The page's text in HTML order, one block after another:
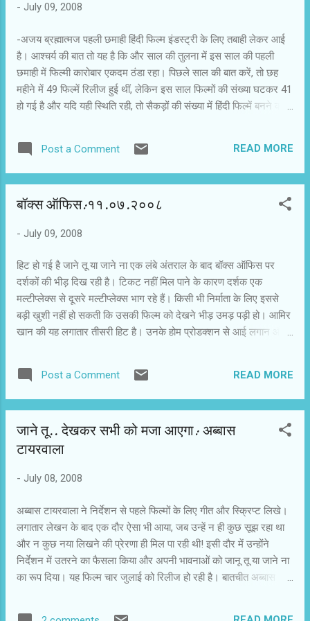
शाहिद कपूर भी थे, लेकिन फिल्म पूरी तरह से करीना की ही फिल्म थी। सच तो
- July 09, 2008
-अजय ब्रह्मात्मज पहली छमाही हिंदी फिल्म इंडस्ट्री के लिए तबाही लेकर आई
है। आश्चर्य की बात तो यह है कि और साल की तुलना में इस साल की पहली
छमाही में फिल्मी कारोबार एकदम ठंडा रहा। पिछले साल की बात करें, तो छह
महीने में 49 फिल्में रिलीज हुई थीं, लेकिन इस साल फिल्मों की संख्या घटकर 41
हो गई है और यदि यही स्थिति रही, तो सैकड़ों की संख्या में हिंदी फिल्में बनने का
टिकने का नाम ही नहीं ले रही हैं। वजह मात्र यही है कि दर्शकों को ये फिल्में भा
नहीं रही हैं। रेस और जन्नत ने बचाई इज्जत हालांकि पहली छमाही में ही नौ नए
भूतनाथ लीक से हटकर बनी फिल्में थीं। उनकी प्रशंसा जरूर हुई, लेकिन
बात करें, तो अब्बास-मस्तान की रेस और नए डायरेक्टर कुणाल देशमुख की
Post a Comment READ MORE
बॉक्स ऑफिस:११.०७.२००८
- July 09, 2008
हिट हो गई है जाने तू या जाने ना एक लंबे अंतराल के बाद बॉक्स ऑफिस पर
दर्शकों की भीड़ दिख रही है। टिकट नहीं मिल पाने के कारण दर्शक एक
मल्टीप्लेक्स से दूसरे मल्टीप्लेक्स भाग रहे हैं। किसी भी निर्माता के लिए इससे
बड़ी खुशी नहीं हो सकती कि उसकी फिल्म को देखने भीड़ उमड़ पड़ी हो। आमिर
खान की यह लगातार तीसरी हिट है। उनके होम प्रोडक्शन से आई लगान और
करने लगा है कि आमिर खान दर्शकों की रुचि समझते हैं। जाने तू या जाने ना के
दर्शकों में लगातार इजाफा हो रहा है। मुख्य रूप से किशोर और युवा दर्शकों के
बीच यह फिल्म पसंद की जा रही है। फिल्म में दोस्ती और प्यार का सरल एवं
कि कॉलेज के नए सत्र आरंभ होते ही नए दोस्तों का झुंड सिनेमाघरों की ओर
रूख कर रहा है। जाने तू या जाने ना के साथ रिलीज हुई लव स्टोरी 2050 को
और न 2050 का चित्रण। हालांकि फिल्म के निर्देशक हैरी बवेजा बयान दे रहे हैं
Post a Comment READ MORE
जाने तू.. देखकर सभी को मजा आएगा: अब्बास
टायरवाला
- July 08, 2008
अब्बास टायरवाला ने निर्देशन से पहले फिल्मों के लिए गीत और स्क्रिप्ट लिखे।
लगातार लेखन के बाद एक दौर ऐसा भी आया, जब उन्हें न ही कुछ सूझ रहा था
और न कुछ नया लिखने की प्रेरणा ही मिल पा रही थी! इसी दौर में उन्होंने
निर्देशन में उतरने का फैसला किया और अपनी भावनाओं को जानू तू या जाने ना
का रूप दिया। यह फिल्म चार जुलाई को रिलीज हो रही है। बातचीत अब्बास